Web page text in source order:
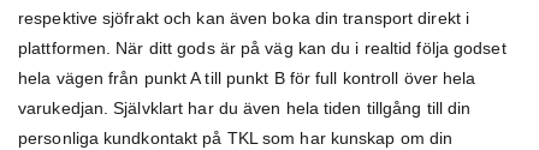
respektive sjöfrakt och kan även boka din transport direkt i
plattformen. När ditt gods är på väg kan du i realtid följa godset
hela vägen från punkt A till punkt B för full kontroll över hela
varukedjan. Självklart har du även hela tiden tillgång till din
personliga kundkontakt på TKL som har kunskap om din